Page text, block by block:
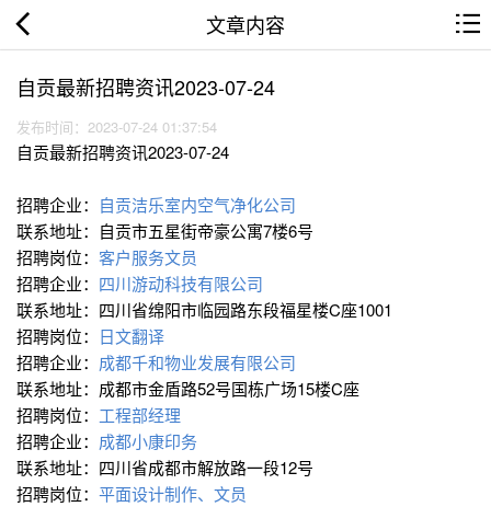
文章内容
自贡最新招聘资讯2023-07-24
发布时间：2023-07-24 01:37:54
自贡最新招聘资讯2023-07-24
招聘企业： 自贡洁乐室内空气净化公司
联系地址：自贡市五星街帝豪公寓7楼6号
招聘岗位： 客户服务文员
招聘企业： 四川游动科技有限公司
联系地址：四川省绵阳市临园路东段福星楼C座1001
招聘岗位： 日文翻译
招聘企业： 成都千和物业发展有限公司
联系地址：成都市金盾路52号国栋广场15楼C座
招聘岗位： 工程部经理
招聘企业： 成都小康印务
联系地址：四川省成都市解放路一段12号
招聘岗位： 平面设计制作、文员